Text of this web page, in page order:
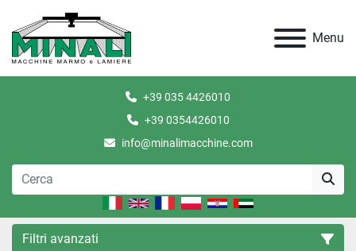
Menu
+39 035 4426010
+39 0354426010
info@minalimacchine.com
Filtri avanzati